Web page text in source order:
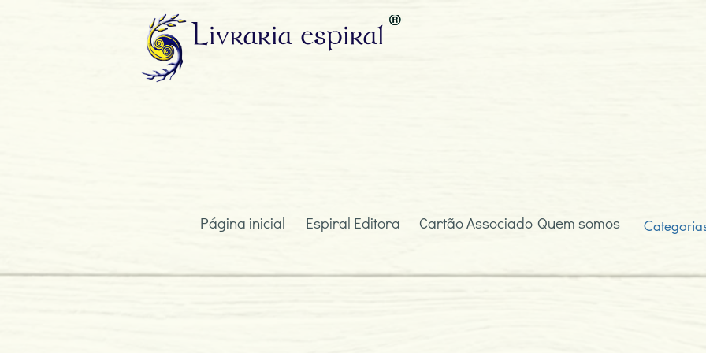
Livraria espiral
Página inicial Espiral Editora Cartão Associado Quem somos